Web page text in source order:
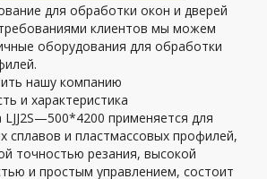
для обработки окон и дверей
клиентов мы можем
оборудования для обработки
нашу компанию
и характеристика
применяется для
сплавов и пластмассовых профилей,
точностью резания, высокой
и простым управлением, состоит